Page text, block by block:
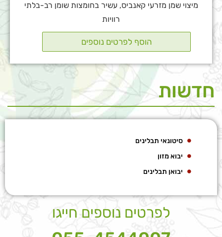
מיצוי שמן מזרעי קאנביס, עשיר בחומצות שומן רב-בלתי
רוויות
חדשות
סיטונאי תבלינים
יבוא מזון
יבואן תבלינים
לפרטים נוספים חייגו